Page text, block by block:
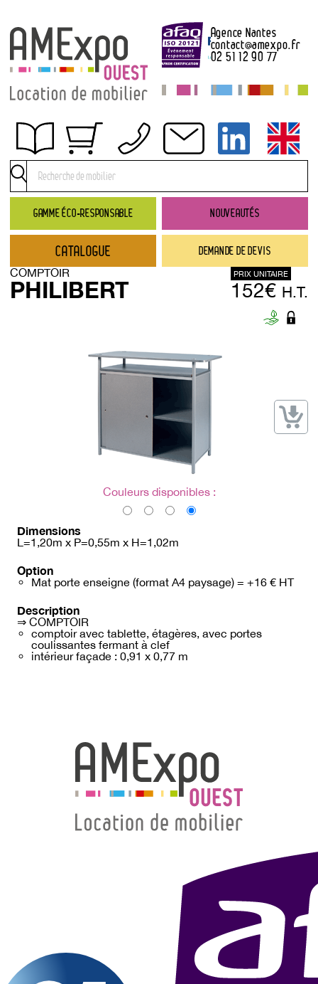
GAMME ÉCO-RESPONSABLE NOUVEAUTÉS
DEMANDE DE DEVIS
Agence Nantes
contact@amexpo.fr
02 51 12 90 77
Obtenir un devis
Conditions générales de location
Conditions de règlement
Catalogue
→ Nouveautés
→ Gamme éco-responsable
→ Noms / Références
Modélisation 2D/3D
CATALOGUE
COMPTOIR
PHILIBERT
PRIX UNITAIRE
152€ H.T.
Couleurs disponibles :
Dimensions
L=1,20m x P=0,55m x H=1,02m
Option
Mat porte enseigne (format A4 paysage) = +16 € HT
Description
⇒ COMPTOIR
comptoir avec tablette, étagères, avec portes
coulissantes fermant à clef
intérieur façade : 0,91 x 0,77 m